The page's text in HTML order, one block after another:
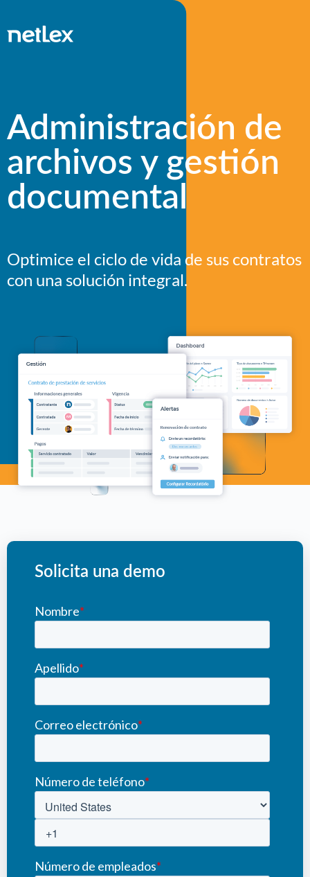
Administración de
archivos y gestión
documental
Optimice el ciclo de vida de sus contratos
con una solución integral.
Solicita una demo